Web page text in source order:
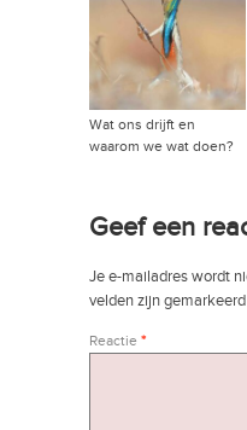
Wat ons drijft en
waarom we wat doen?
Geef een
Je e-mailadres wordt
velden zijn
Reactie *